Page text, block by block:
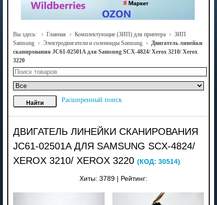
Вы здесь: Главная Комплектующие (ЗИП) для принтера
ЗИП
Samsung
Электродвигатели и соленоиды Samsung
Двигатель линейки
сканирования JC61-02501A для Samsung SCX-4824/ Xerox 3210/ Xerox
3220
Расширенный поиск
ДВИГАТЕЛЬ ЛИНЕЙКИ СКАНИРОВАНИЯ
JC61-02501A ДЛЯ SAMSUNG SCX-4824/
XEROX 3210/ XEROX 3220 (КОД: 30514)
Хиты: 3789 Рейтинг: